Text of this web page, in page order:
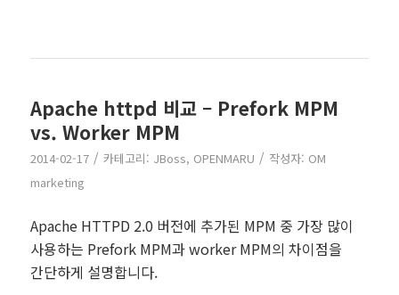
Apache httpd 비교 – Prefork MPM
vs. Worker MPM
2014-02-17 / 카테고리: JBoss, OPENMARU / 작성자: OM
marketing
Apache HTTPD 2.0 버전에 추가된 MPM 중 가장 많이
사용하는 Prefork MPM과 worker MPM의 차이점을
간단하게 설명합니다.